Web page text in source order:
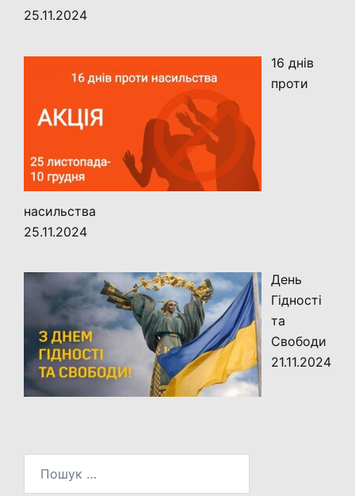
25.11.2024
16 днів
проти
насильства
25.11.2024
День
Гідності
та
Свободи
21.11.2024